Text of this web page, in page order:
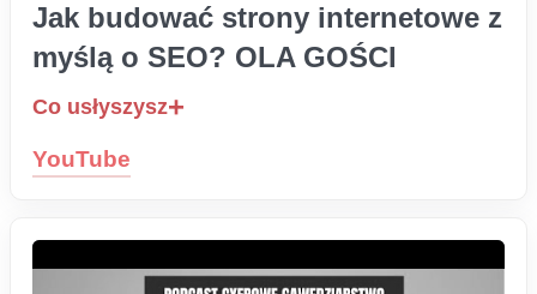
Jak budować strony internetowe z
myślą o SEO? OLA GOŚCI
Co usłyszysz
YouTube